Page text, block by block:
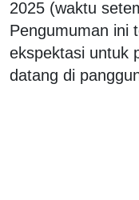
2025 (waktu
Pengumuman ini
ekspektasi untuk
datang di